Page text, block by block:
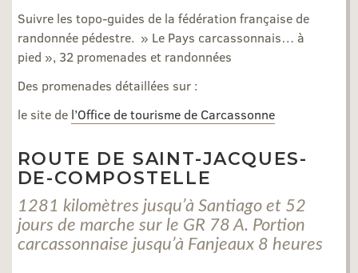
Suivre les topo-guides de la fédération française de
randonnée pédestre. » Le Pays carcassonnais… à
pied », 32 promenades et randonnées
Des promenades détaillées sur :
le site de l’Office de tourisme de Carcassonne
ROUTE DE SAINT-JACQUES-
DE-COMPOSTELLE
1281 kilomètres jusqu’à Santiago et 52
jours de marche sur le GR 78 A. Portion
carcassonnaise jusqu’à Fanjeaux 8 heures